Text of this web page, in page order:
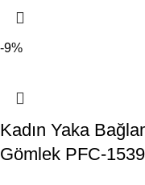
-9%
Kadın Yaka
Gömlek PFC-